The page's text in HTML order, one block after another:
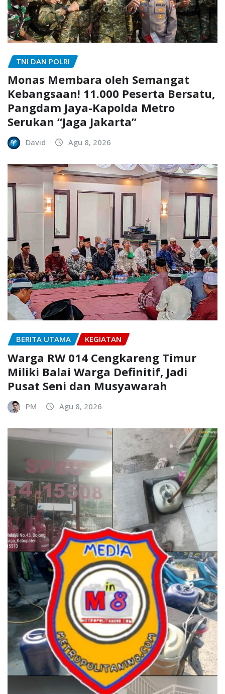
TNI DAN POLRI
Monas Membara oleh Semangat
Kebangsaan! 11.000 Peserta Bersatu,
Pangdam Jaya-Kapolda Metro
Serukan “Jaga Jakarta”
David Agu 8, 2026
BERITA UTAMA KEGIATAN
Warga RW 014 Cengkareng Timur
Miliki Balai Warga Definitif, Jadi
Pusat Seni dan Musyawarah
PM Agu 8, 2026